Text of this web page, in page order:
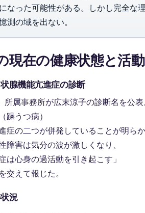
なった可能性がある。しかし完全な
測の域を出ない。
現在の健康状態と活
腺機能亢進症の診断
属事務所が広末涼子の診断名を公
躁うつ病）
症の二つが併発していることが明ら
障害は気分の波が激しくなり、
は心身の過活動を引き起こす」
交えて報じた。
況